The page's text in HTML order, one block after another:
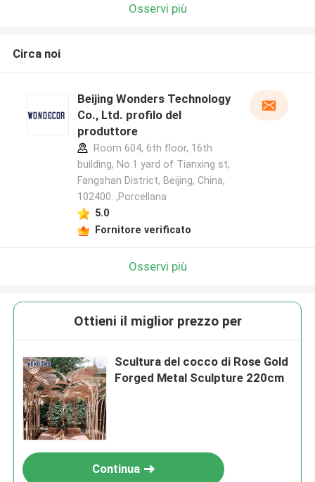
Osservi più
Circa noi
Beijing Wonders Technology
Co., Ltd. profilo del
produttore
Room 604, 6th floor, 16th
building, No.1 yard of Tianxing st,
Fangshan District, Beijing, China,
102400. ,Porcellana
5.0
Fornitore verificato
Osservi più
Ottieni il miglior prezzo per
Scultura del cocco di Rose Gold
Forged Metal Sculpture 220cm
Continua